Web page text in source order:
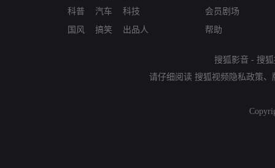
科普
国风
汽车
搞笑
科技
出品人
会员剧场
帮助
搜狐影音 - 搜
请仔细阅读 搜狐视频隐私政策、